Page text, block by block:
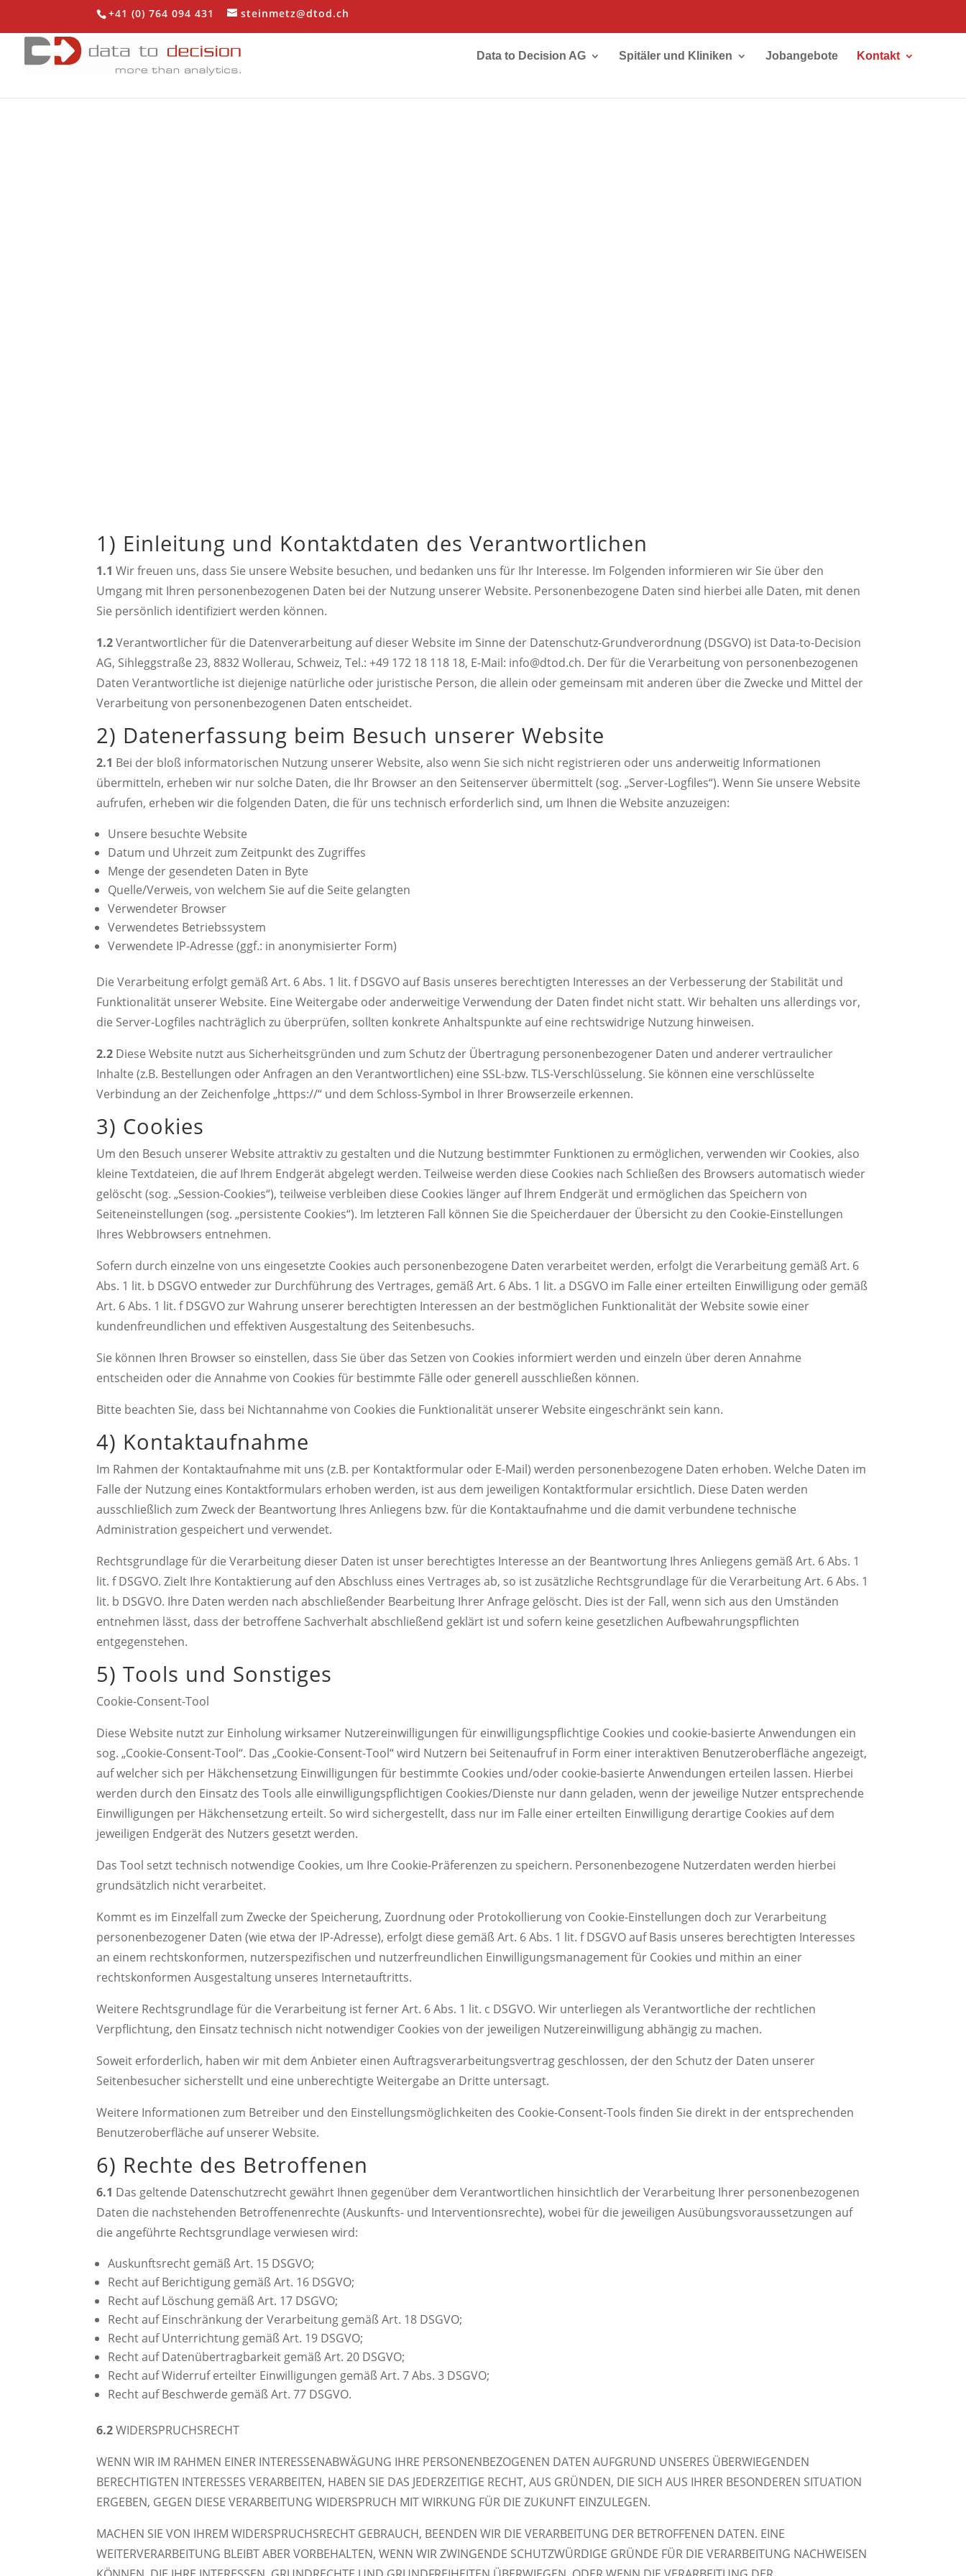
+41 (0) 764 094 431 steinmetz@dtod.ch
Data to Decision AG Spitäler und Kliniken Jobangebote Kontakt
1) Einleitung und Kontaktdaten des Verantwortlichen
1.1 Wir freuen uns, dass Sie unsere Website besuchen, und bedanken uns für Ihr Interesse. Im Folgenden informieren wir Sie über den
Umgang mit Ihren personenbezogenen Daten bei der Nutzung unserer Website. Personenbezogene Daten sind hierbei alle Daten, mit denen
Sie persönlich identifiziert werden können.
1.2Verantwortlicher für die Datenverarbeitung auf dieser Website im Sinne der Datenschutz-Grundverordnung (DSGVO) ist Data-to-Decision
AG, Sihleggstraße 23, 8832 Wollerau, Schweiz, Tel.: +49 172 18 118 18, E-Mail: info@dtod.ch. Der für die Verarbeitung von personenbezogenen
Daten Verantwortliche ist diejenige natürliche oder juristische Person, die allein oder gemeinsam mit anderen über die Zwecke und Mittel der
Verarbeitung von personenbezogenen Daten entscheidet.
2) Datenerfassung beim Besuch unserer Website
2.1 Bei der bloß informatorischen Nutzung unserer Website, also wenn Sie sich nicht registrieren oder uns anderweitig Informationen
übermitteln, erheben wir nur solche Daten, die Ihr Browser an den Seitenserver übermittelt (sog. „Server-Logfiles“). Wenn Sie unsere Website
aufrufen, erheben wir die folgenden Daten, die für uns technisch erforderlich sind, um Ihnen die Website anzuzeigen:
Unsere besuchte Website
Datum und Uhrzeit zum Zeitpunkt des Zugriffes
Menge der gesendeten Daten in Byte
Quelle/Verweis, von welchem Sie auf die Seite gelangten
Verwendeter Browser
Verwendetes Betriebssystem
Verwendete IP-Adresse (ggf.: in anonymisierter Form)
Die Verarbeitung erfolgt gemäß Art. 6 Abs. 1 lit. f DSGVO auf Basis unseres berechtigten Interesses an der Verbesserung der Stabilität und
Funktionalität unserer Website. Eine Weitergabe oder anderweitige Verwendung der Daten findet nicht statt. Wir behalten uns allerdings vor,
die Server-Logfiles nachträglich zu überprüfen, sollten konkrete Anhaltspunkte auf eine rechtswidrige Nutzung hinweisen.
2.2 Diese Website nutzt aus Sicherheitsgründen und zum Schutz der Übertragung personenbezogener Daten und anderer vertraulicher
Inhalte (z.B. Bestellungen oder Anfragen an den Verantwortlichen) eine SSL-bzw. TLS-Verschlüsselung. Sie können eine verschlüsselte
Verbindung an der Zeichenfolge „https://“ und dem Schloss-Symbol in Ihrer Browserzeile erkennen.
3) Cookies
Um den Besuch unserer Website attraktiv zu gestalten und die Nutzung bestimmter Funktionen zu ermöglichen, verwenden wir Cookies, also
kleine Textdateien, die auf Ihrem Endgerät abgelegt werden. Teilweise werden diese Cookies nach Schließen des Browsers automatisch wieder
gelöscht (sog. „Session-Cookies“), teilweise verbleiben diese Cookies länger auf Ihrem Endgerät und ermöglichen das Speichern von
Seiteneinstellungen (sog. „persistente Cookies“). Im letzteren Fall können Sie die Speicherdauer der Übersicht zu den Cookie-Einstellungen
Ihres Webbrowsers entnehmen.
Sofern durch einzelne von uns eingesetzte Cookies auch personenbezogene Daten verarbeitet werden, erfolgt die Verarbeitung gemäß Art. 6
Abs. 1 lit. b DSGVO entweder zur Durchführung des Vertrages, gemäß Art. 6 Abs. 1 lit. a DSGVO im Falle einer erteilten Einwilligung oder gemäß
Art. 6 Abs. 1 lit. f DSGVO zur Wahrung unserer berechtigten Interessen an der bestmöglichen Funktionalität der Website sowie einer
kundenfreundlichen und effektiven Ausgestaltung des Seitenbesuchs.
Sie können Ihren Browser so einstellen, dass Sie über das Setzen von Cookies informiert werden und einzeln über deren Annahme
entscheiden oder die Annahme von Cookies für bestimmte Fälle oder generell ausschließen können.
Bitte beachten Sie, dass bei Nichtannahme von Cookies die Funktionalität unserer Website eingeschränkt sein kann.
4) Kontaktaufnahme
Im Rahmen der Kontaktaufnahme mit uns (z.B. per Kontaktformular oder E-Mail) werden personenbezogene Daten erhoben. Welche Daten im
Falle der Nutzung eines Kontaktformulars erhoben werden, ist aus dem jeweiligen Kontaktformular ersichtlich. Diese Daten werden
ausschließlich zum Zweck der Beantwortung Ihres Anliegens bzw. für die Kontaktaufnahme und die damit verbundene technische
Administration gespeichert und verwendet.
Rechtsgrundlage für die Verarbeitung dieser Daten ist unser berechtigtes Interesse an der Beantwortung Ihres Anliegens gemäß Art. 6 Abs. 1
lit. f DSGVO. Zielt Ihre Kontaktierung auf den Abschluss eines Vertrages ab, so ist zusätzliche Rechtsgrundlage für die Verarbeitung Art. 6 Abs. 1
lit. b DSGVO. Ihre Daten werden nach abschließender Bearbeitung Ihrer Anfrage gelöscht. Dies ist der Fall, wenn sich aus den Umständen
entnehmen lässt, dass der betroffene Sachverhalt abschließend geklärt ist und sofern keine gesetzlichen Aufbewahrungspflichten
entgegenstehen.
5) Tools und Sonstiges
Cookie-Consent-Tool
Diese Website nutzt zur Einholung wirksamer Nutzereinwilligungen für einwilligungspflichtige Cookies und cookie-basierte Anwendungen ein
sog. „Cookie-Consent-Tool“. Das „Cookie-Consent-Tool“ wird Nutzern bei Seitenaufruf in Form einer interaktiven Benutzeroberfläche angezeigt,
auf welcher sich per Häkchensetzung Einwilligungen für bestimmte Cookies und/oder cookie-basierte Anwendungen erteilen lassen. Hierbei
werden durch den Einsatz des Tools alle einwilligungspflichtigen Cookies/Dienste nur dann geladen, wenn der jeweilige Nutzer entsprechende
Einwilligungen per Häkchensetzung erteilt. So wird sichergestellt, dass nur im Falle einer erteilten Einwilligung derartige Cookies auf dem
jeweiligen Endgerät des Nutzers gesetzt werden.
Das Tool setzt technisch notwendige Cookies, um Ihre Cookie-Präferenzen zu speichern. Personenbezogene Nutzerdaten werden hierbei
grundsätzlich nicht verarbeitet.
Kommt es im Einzelfall zum Zwecke der Speicherung, Zuordnung oder Protokollierung von Cookie-Einstellungen doch zur Verarbeitung
personenbezogener Daten (wie etwa der IP-Adresse), erfolgt diese gemäß Art. 6 Abs. 1 lit. f DSGVO auf Basis unseres berechtigten Interesses
an einem rechtskonformen, nutzerspezifischen und nutzerfreundlichen Einwilligungsmanagement für Cookies und mithin an einer
rechtskonformen Ausgestaltung unseres Internetauftritts.
Weitere Rechtsgrundlage für die Verarbeitung ist ferner Art. 6 Abs. 1 lit. c DSGVO. Wir unterliegen als Verantwortliche der rechtlichen
Verpflichtung, den Einsatz technisch nicht notwendiger Cookies von der jeweiligen Nutzereinwilligung abhängig zu machen.
Soweit erforderlich, haben wir mit dem Anbieter einen Auftragsverarbeitungsvertrag geschlossen, der den Schutz der Daten unserer
Seitenbesucher sicherstellt und eine unberechtigte Weitergabe an Dritte untersagt.
Weitere Informationen zum Betreiber und den Einstellungsmöglichkeiten des Cookie-Consent-Tools finden Sie direkt in der entsprechenden
Benutzeroberfläche auf unserer Website.
6) Rechte des Betroffenen
6.1 Das geltende Datenschutzrecht gewährt Ihnen gegenüber dem Verantwortlichen hinsichtlich der Verarbeitung Ihrer personenbezogenen
Daten die nachstehenden Betroffenenrechte (Auskunfts- und Interventionsrechte), wobei für die jeweiligen Ausübungsvoraussetzungen auf
die angeführte Rechtsgrundlage verwiesen wird:
Auskunftsrecht gemäß Art. 15 DSGVO;
Recht auf Berichtigung gemäß Art. 16 DSGVO;
Recht auf Löschung gemäß Art. 17 DSGVO;
Recht auf Einschränkung der Verarbeitung gemäß Art. 18 DSGVO;
Recht auf Unterrichtung gemäß Art. 19 DSGVO;
Recht auf Datenübertragbarkeit gemäß Art. 20 DSGVO;
Recht auf Widerruf erteilter Einwilligungen gemäß Art. 7 Abs. 3 DSGVO;
Recht auf Beschwerde gemäß Art. 77 DSGVO.
6.2WIDERSPRUCHSRECHT
WENN WIR IM RAHMEN EINER INTERESSENABWÄGUNG IHRE PERSONENBEZOGENEN DATEN AUFGRUND UNSERES ÜBERWIEGENDEN
BERECHTIGTEN INTERESSES VERARBEITEN, HABEN SIE DAS JEDERZEITIGE RECHT, AUS GRÜNDEN, DIE SICH AUS IHRER BESONDEREN SITUATION
ERGEBEN, GEGEN DIESE VERARBEITUNG WIDERSPRUCH MIT WIRKUNG FÜR DIE ZUKUNFT EINZULEGEN.
MACHEN SIE VON IHREM WIDERSPRUCHSRECHT GEBRAUCH, BEENDEN WIR DIE VERARBEITUNG DER BETROFFENEN DATEN. EINE
WEITERVERARBEITUNG BLEIBT ABER VORBEHALTEN, WENN WIR ZWINGENDE SCHUTZWÜRDIGE GRÜNDE FÜR DIE VERARBEITUNG NACHWEISEN